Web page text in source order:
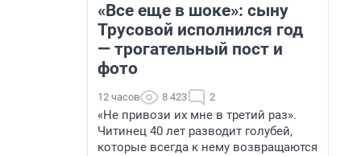
«Все еще в шоке»: сыну
Трусовой исполнился год
— трогательный пост и
фото
12 часов 8 423 2
«Не привози их мне в третий раз».
Читинец 40 лет разводит голубей,
которые всегда к нему возвращаются